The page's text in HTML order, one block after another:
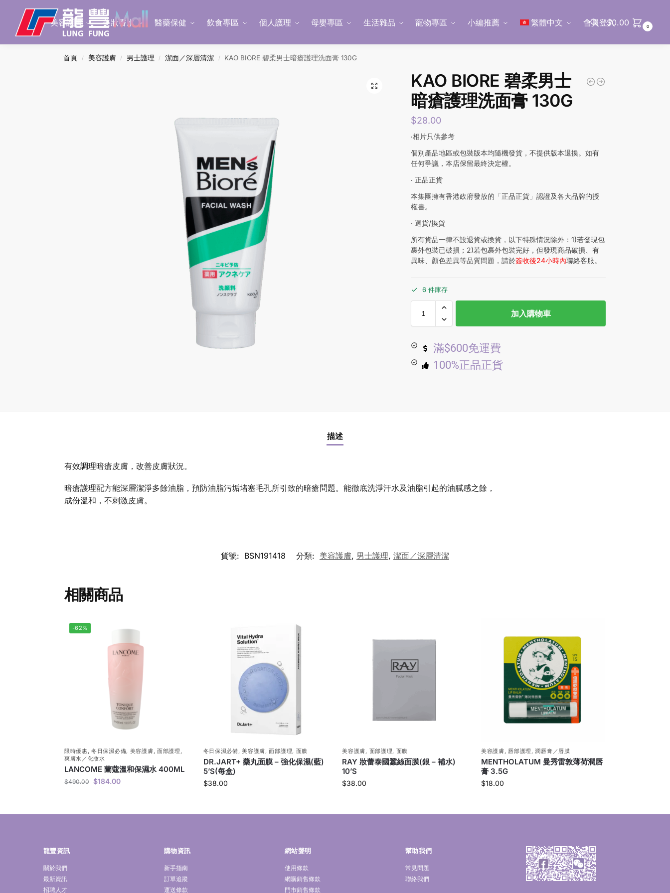
美容護膚 美妝香水 醫藥保健 飲食專區 個人護理 母嬰專區 生活雜品 寵物專區 小編推薦 繁體中文 會員登入
Search
$0.00 0
首頁 / 美容護膚 / 男士護理 / 潔面／深層清潔 / KAO BIORE 碧柔男士暗瘡護理洗面膏 130G
KAO BIORE 碧柔男士
暗瘡護理洗面膏 130G
$28.00
‧相片只供參考
個別產品地區或包裝版本均隨機發貨，不提供版本退換。如有
任何爭議，本店保留最終決定權。
‧ 正品正貨
本集團擁有香港政府發放的「正品正貨」認證及各大品牌的授
權書。
‧ 退貨/換貨
所有貨品一律不設退貨或換貨，以下特殊情況除外：1)若發現包
裹外包裝已破損；2)若包裹外包裝完好，但發現商品破損、有
異味、顏色差異等品質問題，請於簽收後24小時內聯絡客服。
6 件庫存
加入購物車
滿$600免運費
100%正品正貨
描述
有效調理暗瘡皮膚，改善皮膚狀況。
暗瘡護理配方能深層潔淨多餘油脂，預防油脂污垢堵塞毛孔所引致的暗瘡問題。能徹底洗淨汗水及油脂引起的油膩感之餘，
成份溫和，不刺激皮膚。
貨號: BSN191418 分類: 美容護膚, 男士護理, 潔面／深層清潔
相關商品
-62%
限時優惠,冬日保濕必備, 美容護膚, 面部護理 ,
爽膚水／化妝水
LANCOME 蘭蔻溫和保濕水 400ML
$490.00 $184.00
冬日保濕必備,美容護膚,面部護理, 面膜
DR.JART+ 藥丸面膜 – 強化保濕(藍)
5’S(每盒)
$38.00
美容護膚, 面部護理, 面膜
RAY 妝蕾泰國蠶絲面膜(銀 – 補水)
10’S
$38.00
美容護膚, 唇部護理 ,潤唇膏／唇膜
MENTHOLATUM 曼秀雷敦薄荷潤唇
膏 3.5G
$18.00
龍豐資訊
關於我們
最新資訊
招聘人才
購物資訊
新手指南
訂單追蹤
運送條款
網站聲明
使用條款
網購銷售條款
門市銷售條款
幫助我們
常見問題
聯絡我們